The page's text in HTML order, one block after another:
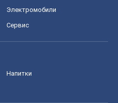
Электромобили
Сервис
Напитки